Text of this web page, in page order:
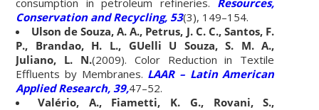
Conservation and Recycling, 53(3), 149–154.
Ulson de Souza, A. A., Petrus, J. C. C., Santos, F.
P., Brandao, H. L., GUelli U Souza, S. M. A.,
Juliano, L. N.(2009). Color Reduction in Textile
Effluents by Membranes. LAAR – Latin American
Applied Research, 39,47–52.
Valério, A., Fiametti, K. G., Rovani, S.,